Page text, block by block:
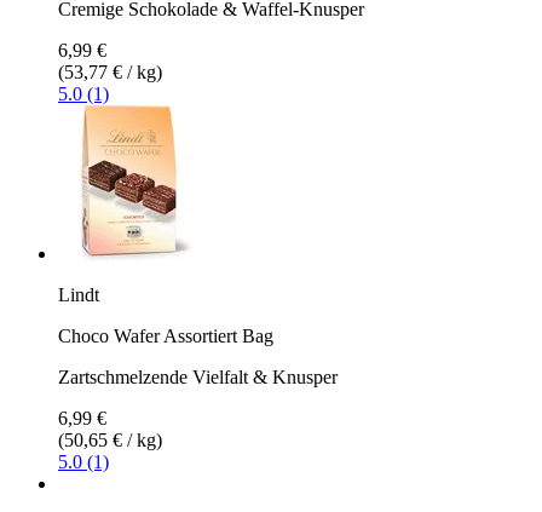
Cremige Schokolade & Waffel-Knusper
6,99 €
(53,77 € / kg)
5.0 (1)
Lindt
Choco Wafer Assortiert Bag
Zartschmelzende Vielfalt & Knusper
6,99 €
(50,65 € / kg)
5.0 (1)